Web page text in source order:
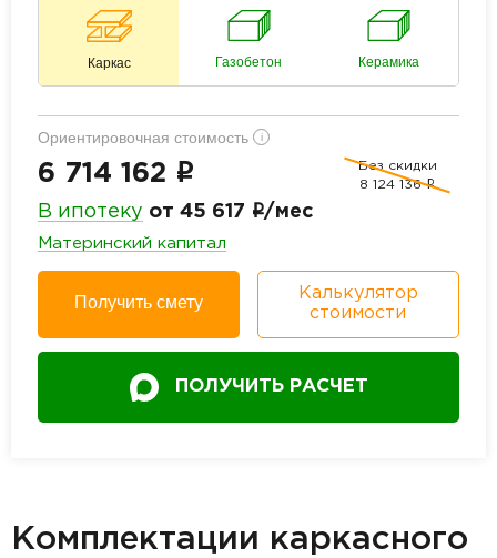
Каркас Газобетон Керамика
Ориентировочная стоимость i
6 714 162 i
Без скидки
8 124 136 i
В ипотеку от 45 617 i/мес
Материнский капитал
Получить смету
Калькулятор
стоимости
ПОЛУЧИТЬ РАСЧЕТ
Комплектации каркасного